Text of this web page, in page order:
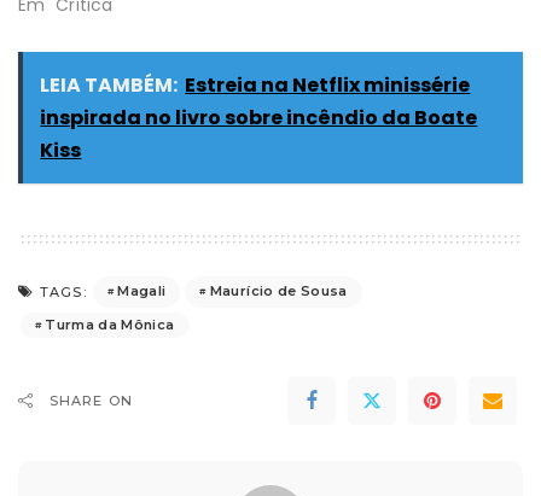
Em "Crítica"
LEIA TAMBÉM: Estreia na Netflix minissérie
inspirada no livro sobre incêndio da Boate
Kiss
TAGS: Magali
Maurício de Sousa
Turma da Mônica
SHARE ON